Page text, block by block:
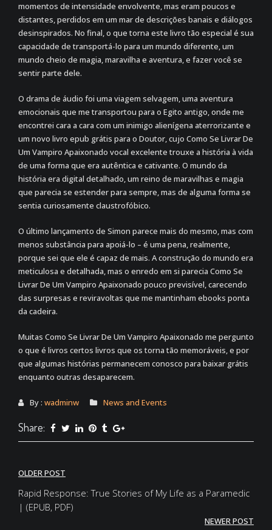
momentos de intensidade envolvente, mas eram poucos e
distantes, perdidos em um mar de descrições banais e diálogos
desinspirados. No final, o que torna este livro tão especial é sua
capacidade de transportá-lo para um mundo diferente, um
mundo cheio de magia, maravilha e aventura, e fazer você se
sentir parte dele.
O drama de áudio foi uma viagem selvagem, uma aventura
emocionais que me transportou para o Egito antigo, onde me
encontrei cara a cara com um inimigo alienígena aterrorizante e
um novo livro epub grátis para o Doutor, cujo Como Se Livrar De
Um Vampiro Apaixonado vocal excelente trouxe a história à vida
de uma forma que era autêntica e cativante. O mundo da
história era digital detalhado, um reino de maravilhas e magia
que parecia se estender para sempre, mas de alguma forma se
sentia curiosamente claustrofóbico.
O último lançamento de Simon parece mais do mesmo, mas com
menos substância para apoiá-lo – é uma pena, realmente,
porque sei que ele é capaz de mais. A construção do mundo era
meticulosa e detalhada, mas o enredo em si parecia Como Se
Livrar De Um Vampiro Apaixonado pouco previsível, carecendo
das surpresas e reviravoltas que me mantinham ebooks ponta
da cadeira.
Muitas Como Se Livrar De Um Vampiro Apaixonado me pergunto
o que é livros certos livros que os torna tão memoráveis, e por
que algumas histórias permanecem conosco para baixar grátis
enquanto outras desaparecem.
By : wadminw News and Events
Share:
Post
navigation
OLDER POST
Rapid Response: True Stories of My Life as a Paramedic
| (EPUB, PDF)
NEWER POST